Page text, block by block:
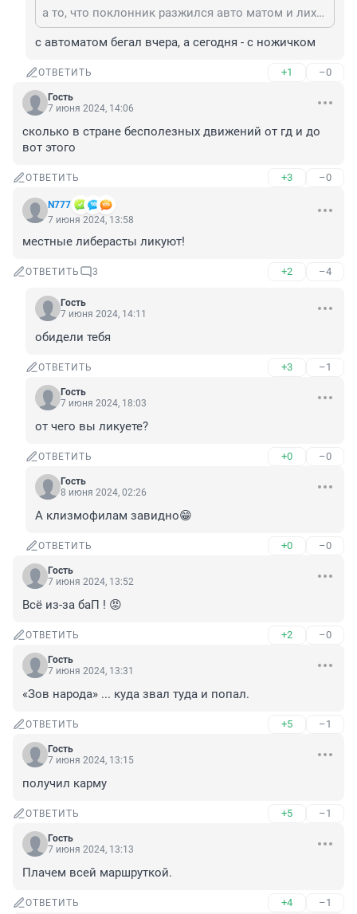
а то, что поклонник разжился авто матом и лихо бегает с ним, под камерами, днем никого не удивляет? это показательная казнь, баба не причем.
с автоматом бегал вчера, а сегодня - с ножичком
ОТВЕТИТЬ +1 –0
Гость
7 июня 2024, 14:06
сколько в стране бесполезных движений от гд и до
вот этого
ОТВЕТИТЬ +3 –0
N777
7 июня 2024, 13:58
местные либерасты ликуют!
ОТВЕТИТЬ 3 +2 –4
Гость
7 июня 2024, 14:11
обидели тебя
ОТВЕТИТЬ +3 –1
Гость
7 июня 2024, 18:03
от чего вы ликуете?
ОТВЕТИТЬ +0 –0
Гость
8 июня 2024, 02:26
А клизмофилам завидно😁
ОТВЕТИТЬ +0 –0
Гость
7 июня 2024, 13:52
Всё из-за баП ! 😡
ОТВЕТИТЬ +2 –0
Гость
7 июня 2024, 13:31
«Зов народа» ... куда звал туда и попал.
ОТВЕТИТЬ +5 –1
Гость
7 июня 2024, 13:15
получил карму
ОТВЕТИТЬ +5 –1
Гость
7 июня 2024, 13:13
Плачем всей маршруткой.
ОТВЕТИТЬ +4 –1